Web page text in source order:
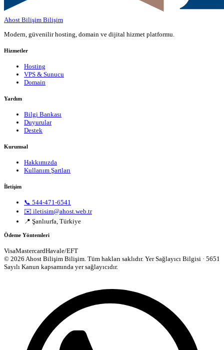
Ahost Bilişim Bilişim
Modern, güvenilir hosting, domain ve dijital hizmet platformu.
Hizmetler
Hosting
VPS & Sunucu
Domain
Yardım
Bilgi Bankası
Duyurular
Destek
Kurumsal
Hakkımızda
Kullanım Şartları
İletişim
📞 544-471-6541
✉️ iletisim@ahost.web.tr
📍 Şanlıurfa, Türkiye
Ödeme Yöntemleri
VisaMastercardHavale/EFT
© 2026 Ahost Bilişim Bilişim. Tüm hakları saklıdır. Yer Sağlayıcı Bilgisi · 5651
Sayılı Kanun kapsamında yer sağlayıcıdır.